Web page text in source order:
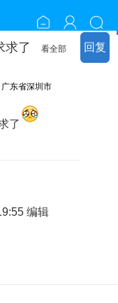
回复
求了 看全部
广东省深圳市
了
编辑